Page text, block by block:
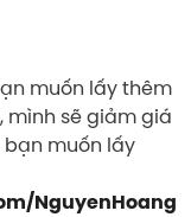
muốn lấy thêm
sẽ giảm giá
muốn lấy
NguyenHoang